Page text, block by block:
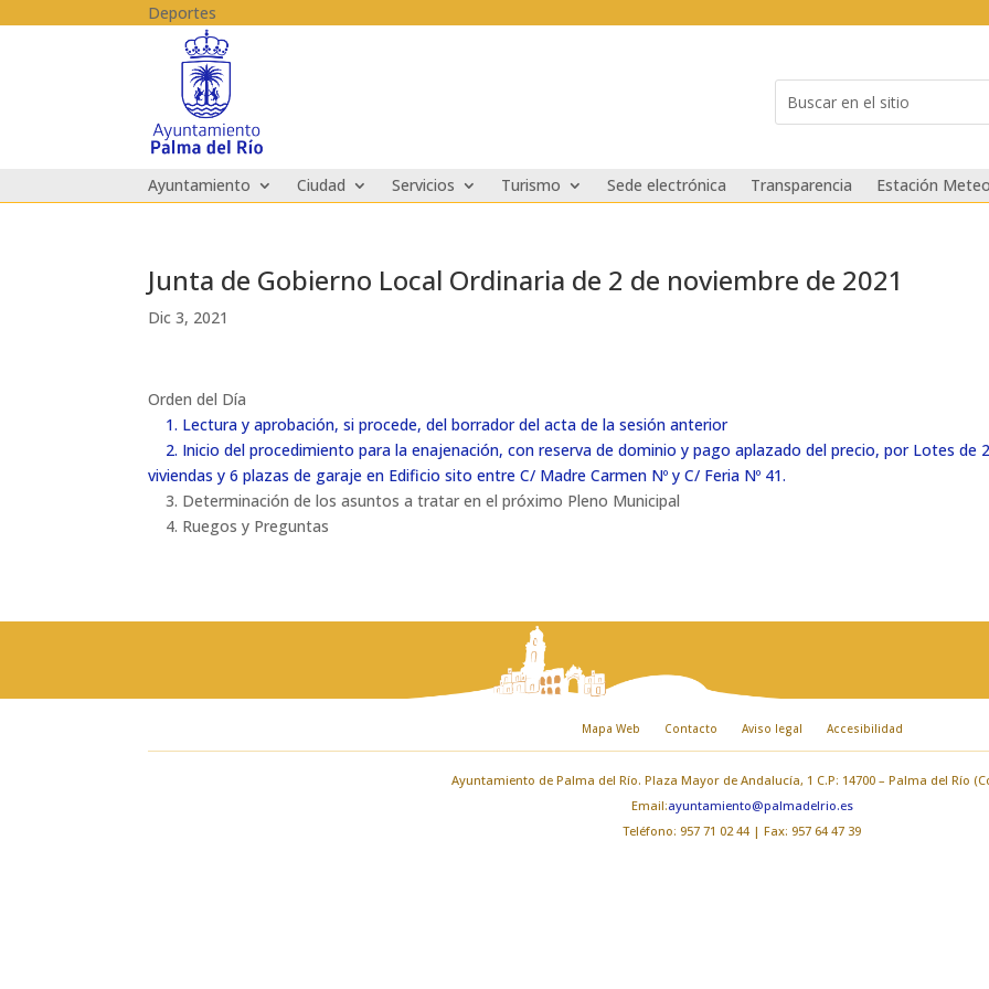
Deportes
for...
Ayuntamiento Ciudad Servicios Turismo Sede electrónica Transparencia Estación
Junta de Gobierno Local Ordinaria de 2 de noviembre de 2021
Dic 3, 2021
Orden del Día
1. Lectura y aprobación, si procede, del borrador del acta de la sesión anterior
2. Inicio del procedimiento para la enajenación, con reserva de dominio y pago aplazado del precio, por Lotes de 2
viviendas y 6 plazas de garaje en Edificio sito entre C/ Madre Carmen Nº y C/ Feria Nº 41.
3. Determinación de los asuntos a tratar en el próximo Pleno Municipal
4. Ruegos y Preguntas
Mapa Web Contacto Aviso legal Accesibilidad
Ayuntamiento de Palma del Río. Plaza Mayor de Andalucía, 1 C.P: 14700 – Palma del Río
Email:ayuntamiento@palmadelrio.es
Teléfono: 957 71 02 44 | Fax: 957 64 47 39